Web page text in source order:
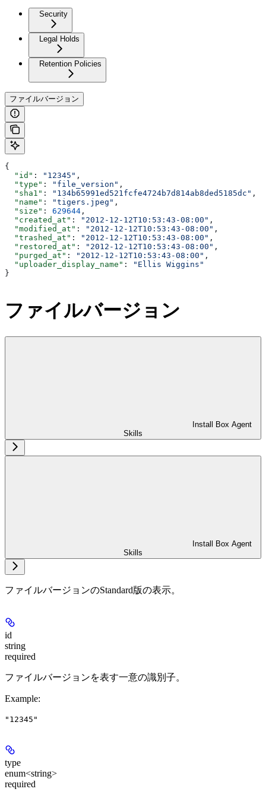
Security
Legal Holds
Retention Policies
ファイルバージョン
{
  "id"
: "12345" ,
  "type"
: "file_version" ,
  "sha1"
: "134b65991ed521fcfe4724b7d814ab8ded5185dc" ,
  "name"
: "tigers.jpeg" ,
  "size"
: 629644 ,
  "created_at"
: "2012-12-12T10:53:43-08:00" ,
  "modified_at"
: "2012-12-12T10:53:43-08:00" ,
  "trashed_at"
: "2012-12-12T10:53:43-08:00" ,
  "restored_at"
: "2012-12-12T10:53:43-08:00" ,
  "purged_at"
: "2012-12-12T10:53:43-08:00" ,
  "uploader_display_name"
:
"Ellis Wiggins"
}
ファイルバージョン
Install Box Agent
Skills
Install Box Agent
Skills
ファイルバージョンのStandard版の表示。
id
string
required
ファイルバージョンを表す一意の識別子。
Example:
"12345"
type
enum<string>
required